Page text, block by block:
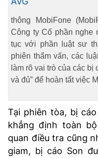
LIÊN HỆ QUẢNG CÁO
Hotline:
Điện thoại:
thông MobiFone
Công ty Cổ phần nghe
tục với phần luật sư
phiên thẩm vấn, các
làm rõ vai trò của các bị
và đủ” để hoàn tất việc
Tại phiên tòa, bị
khẳng định toàn
quan điều tra cũng
giam, bị cáo Son